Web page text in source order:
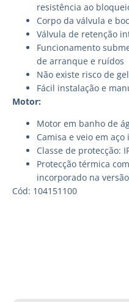
resistência ao
Corpo da válvula e
Válvula de retenção
Funcionamento
de arranque e ruídos
Não existe risco de
Fácil instalação e
Motor:
Motor em banho de
Camisa e veio em aço
Classe de protecção:
Protecção térmica
incorporado na
Cód: 104151100